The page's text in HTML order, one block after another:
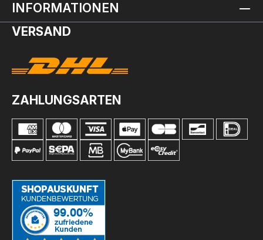
INFORMATIONEN
VERSAND
ZAHLUNGSARTEN